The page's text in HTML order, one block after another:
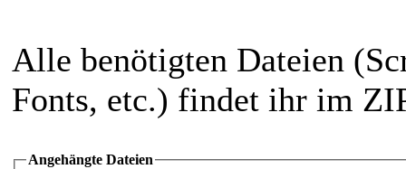
Alle benötigten Dateien
Fonts, etc.) findet ihr im
Angehängte Dateien